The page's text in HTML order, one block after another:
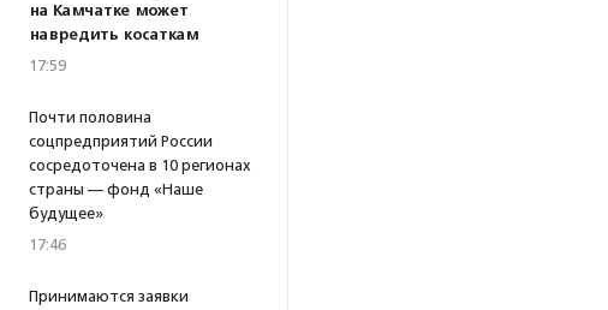
на Камчатке может
навредить косаткам
17:59
Почти половина
соцпредприятий России
сосредоточена в 10 регионах
страны — фонд «Наше
будущее»
17:46
Принимаются заявки